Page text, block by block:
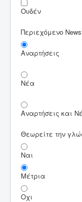
Ουδέν
Περιεχόμενο
Αναρτήσεις
Νέα
Αναρτήσεις και
Θεωρείτε την
Ναι
Μέτρια
Οχι